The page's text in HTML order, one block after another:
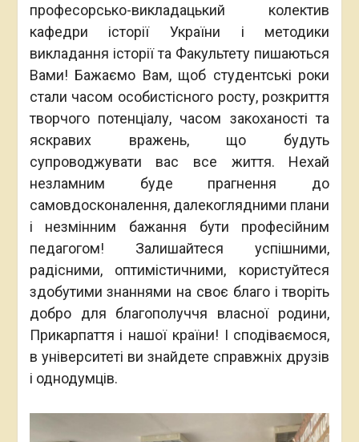
професорсько-викладацький колектив
кафедри історії України і методики
викладання історії та Факультету пишаються
Вами! Бажаємо Вам, щоб студентські роки
стали часом особистісного росту, розкриття
творчого потенціалу, часом закоханості та
яскравих вражень, що будуть
супроводжувати вас все життя. Нехай
незламним буде прагнення до
самовдосконалення, далекоглядними плани
і незмінним бажання бути професійним
педагогом! Залишайтеся успішними,
радісними, оптимістичними, користуйтеся
здобутими знаннями на своє благо і творіть
добро для благополуччя власної родини,
Прикарпаття і нашої країни! І сподіваємося,
в університеті ви знайдете справжніх друзів
і однодумців.